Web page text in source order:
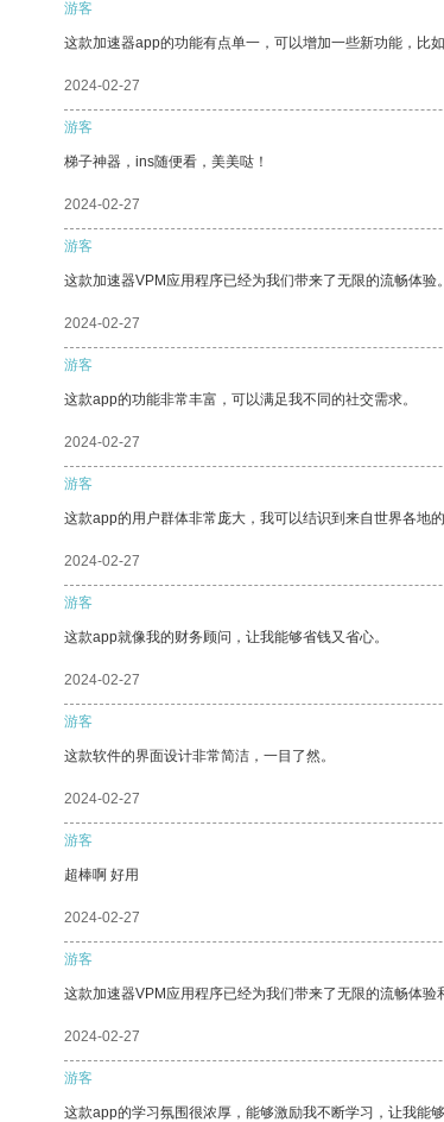
游客
这款加速器app的功能有点单一，可以增加一些新功能，比
2024-02-27
游客
梯子神器，ins随便看，美美哒！
2024-02-27
游客
这款加速器VPM应用程序已经为我们带来了无限的流畅体验。
2024-02-27
游客
这款app的功能非常丰富，可以满足我不同的社交需求。
2024-02-27
游客
这款app的用户群体非常庞大，我可以结识到来自世界各地的
2024-02-27
游客
这款app就像我的财务顾问，让我能够省钱又省心。
2024-02-27
游客
这款软件的界面设计非常简洁，一目了然。
2024-02-27
游客
超棒啊 好用
2024-02-27
游客
这款加速器VPM应用程序已经为我们带来了无限的流畅体验
2024-02-27
游客
这款app的学习氛围很浓厚，能够激励我不断学习，让我能够